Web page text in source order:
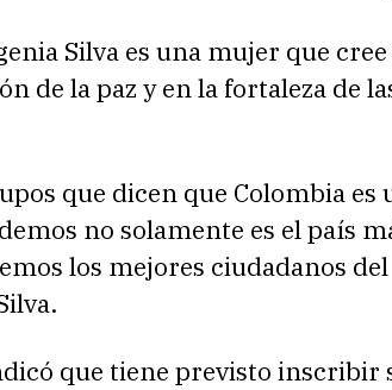
Silva es una mujer que
de la paz y en la fortaleza de
que dicen que Colombia es
no solamente es el país
los mejores ciudadanos del
que tiene previsto inscribir